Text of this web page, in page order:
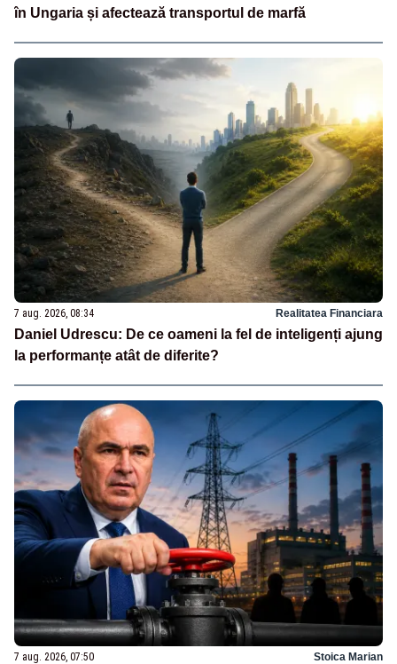
în Ungaria și afectează transportul de marfă
7 aug. 2026, 08:34 Realitatea Financiara
Daniel Udrescu: De ce oameni la fel de inteligenți ajung
la performanțe atât de diferite?
7 aug. 2026, 07:50 Stoica Marian